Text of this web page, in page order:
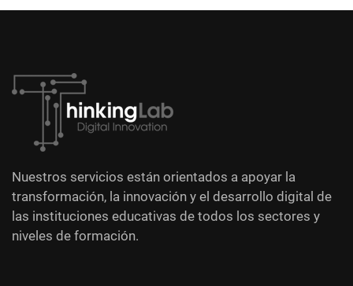
Nuestros servicios están orientados a apoyar la
transformación, la innovación y el desarrollo digital de
las instituciones educativas de todos los sectores y
niveles de formación.